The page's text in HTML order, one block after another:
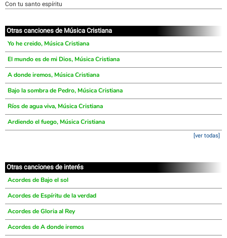
Con tu santo espíritu
Otras canciones de Música Cristiana
Yo he creido, Música Cristiana
El mundo es de mi Dios, Música Cristiana
A donde iremos, Música Cristiana
Bajo la sombra de Pedro, Música Cristiana
Ríos de agua viva, Música Cristiana
Ardiendo el fuego, Música Cristiana
[ver todas]
Otras canciones de interés
Acordes de Bajo el sol
Acordes de Espíritu de la verdad
Acordes de Gloria al Rey
Acordes de A donde iremos